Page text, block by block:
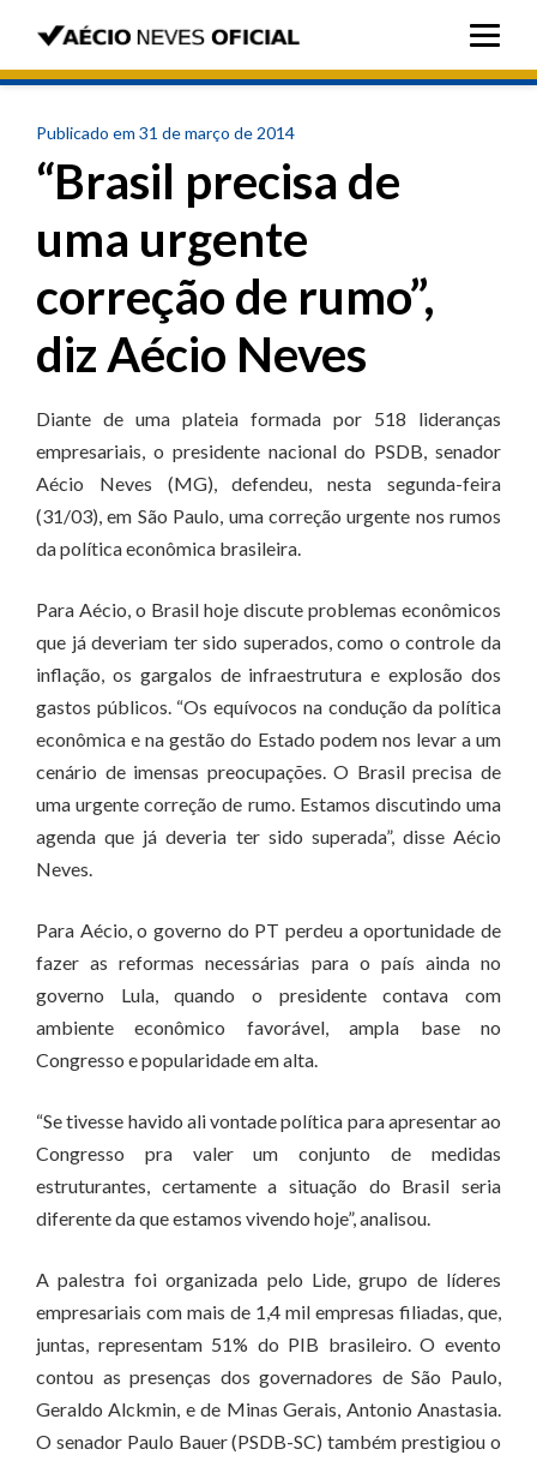
Publicado em 31 de março de 2014
“Brasil precisa de
uma urgente
correção de rumo”,
diz Aécio Neves
Diante de uma plateia formada por 518 lideranças
empresariais, o presidente nacional do PSDB, senador
Aécio Neves (MG), defendeu, nesta segunda-feira
(31/03), em São Paulo, uma correção urgente nos rumos
da política econômica brasileira.
Para Aécio, o Brasil hoje discute problemas econômicos
que já deveriam ter sido superados, como o controle da
inflação, os gargalos de infraestrutura e explosão dos
gastos públicos. “Os equívocos na condução da política
econômica e na gestão do Estado podem nos levar a um
cenário de imensas preocupações. O Brasil precisa de
uma urgente correção de rumo. Estamos discutindo uma
agenda que já deveria ter sido superada”, disse Aécio
Neves.
Para Aécio, o governo do PT perdeu a oportunidade de
fazer as reformas necessárias para o país ainda no
governo Lula, quando o presidente contava com
ambiente econômico favorável, ampla base no
Congresso e popularidade em alta.
“Se tivesse havido ali vontade política para apresentar ao
Congresso pra valer um conjunto de medidas
estruturantes, certamente a situação do Brasil seria
diferente da que estamos vivendo hoje”, analisou.
A palestra foi organizada pelo Lide, grupo de líderes
empresariais com mais de 1,4 mil empresas filiadas, que,
juntas, representam 51% do PIB brasileiro. O evento
contou as presenças dos governadores de São Paulo,
Geraldo Alckmin, e de Minas Gerais, Antonio Anastasia.
O senador Paulo Bauer (PSDB-SC) também prestigiou o